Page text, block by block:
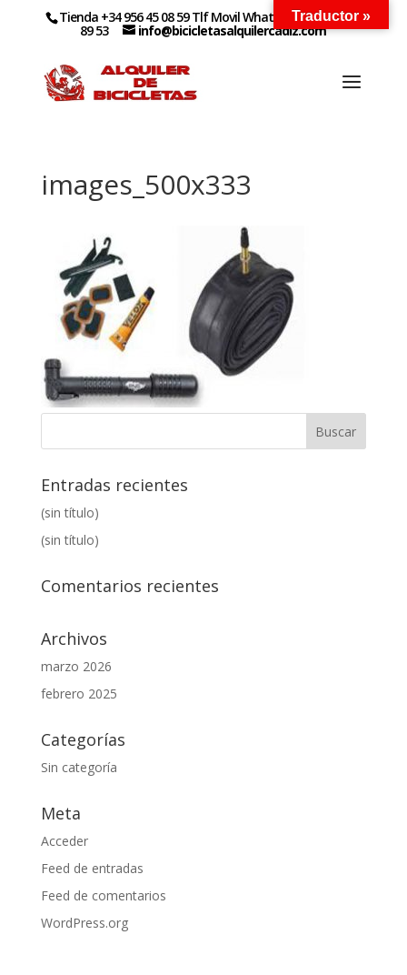
Tienda +34 956 45 08 59 Tlf Movil WhatsApp +34 627 14
89 53 info@bicicletasalquilercadiz.com
images_500x333
Entradas recientes
(sin título)
(sin título)
Comentarios recientes
Archivos
marzo 2026
febrero 2025
Categorías
Sin categoría
Meta
Acceder
Feed de entradas
Feed de comentarios
WordPress.org
Traductor »